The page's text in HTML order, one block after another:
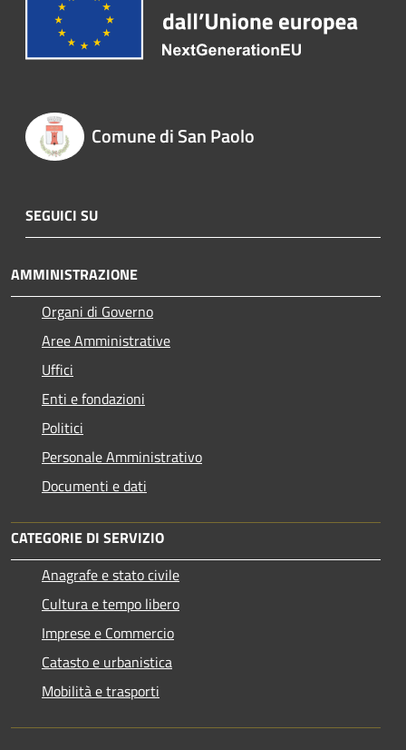
Comune di San Paolo
SEGUICI SU
AMMINISTRAZIONE
Organi di Governo
Aree Amministrative
Uffici
Enti e fondazioni
Politici
Personale Amministrativo
Documenti e dati
CATEGORIE DI SERVIZIO
Anagrafe e stato civile
Cultura e tempo libero
Imprese e Commercio
Catasto e urbanistica
Mobilità e trasporti